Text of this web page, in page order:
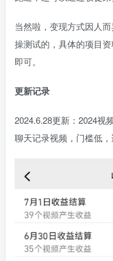
当然啦，变现方式因人
操测试的，具体的项目
即可。
更新记录
2024.6.28更新：2024视
聊天记录视频，门槛低，